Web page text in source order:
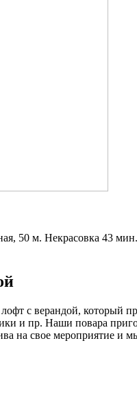
50 м. Некрасовка 43 мин.
с верандой, который
и пр. Наши повара
на свое